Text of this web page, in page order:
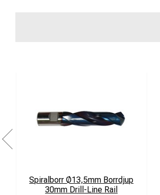
Spiralborr Ø13,5mm Borrdjup
30mm Drill-Line Rail